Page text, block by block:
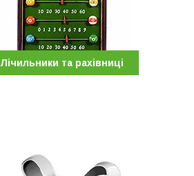
Лічильники та рахівниці